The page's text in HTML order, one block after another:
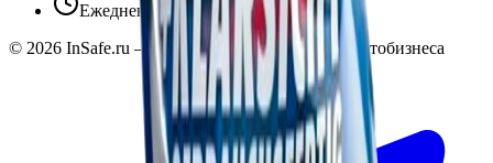
Ежедневно 10:00 — 19:00
© 2026 InSafe.ru — Товары и технологии для автобизнеса